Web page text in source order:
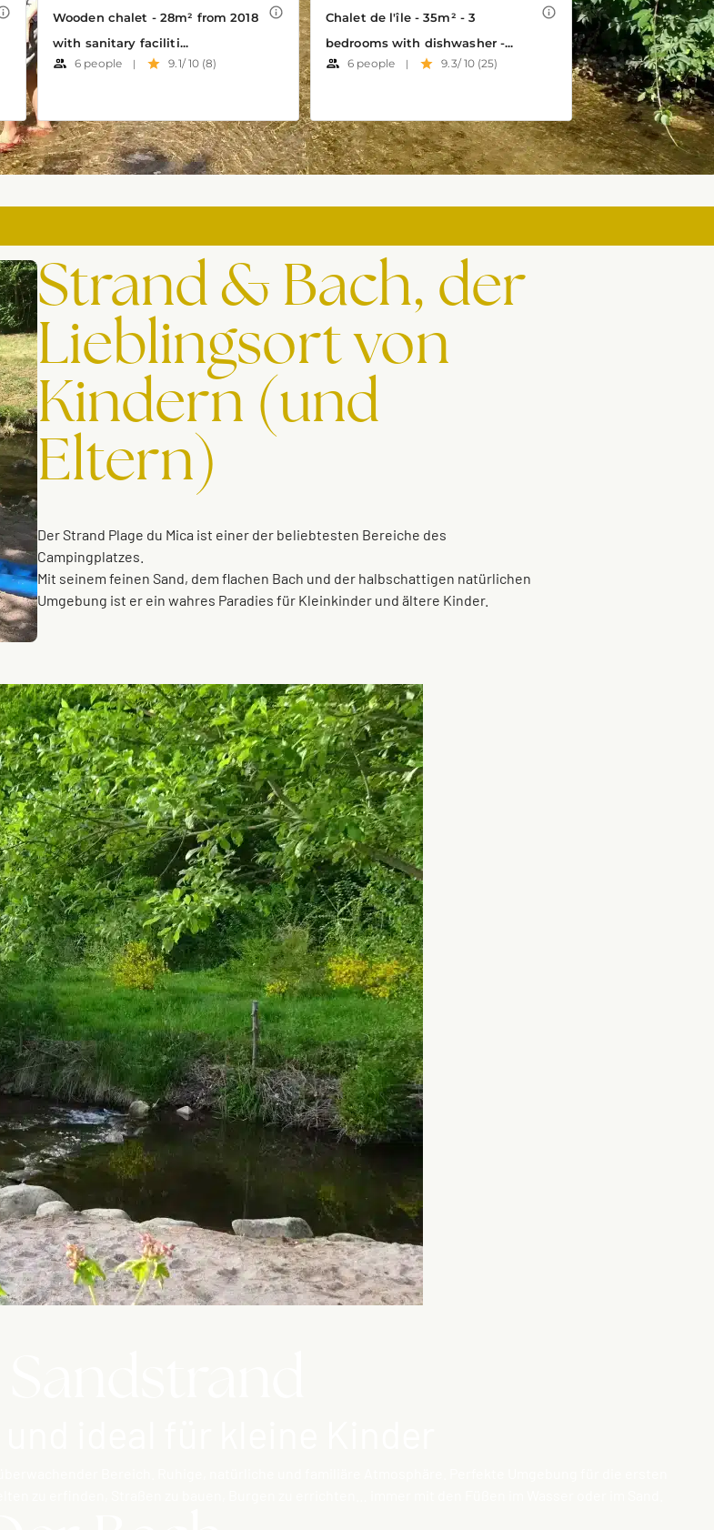
Strand & Bach, der
Lieblingsort von
Kindern (und
Eltern)
Der Strand Plage du Mica ist einer der beliebtesten Bereiche des
Campingplatzes.
Mit seinem feinen Sand, dem flachen Bach und der halbschattigen natürlichen
Umgebung ist er ein wahres Paradies für Kleinkinder und ältere Kinder.